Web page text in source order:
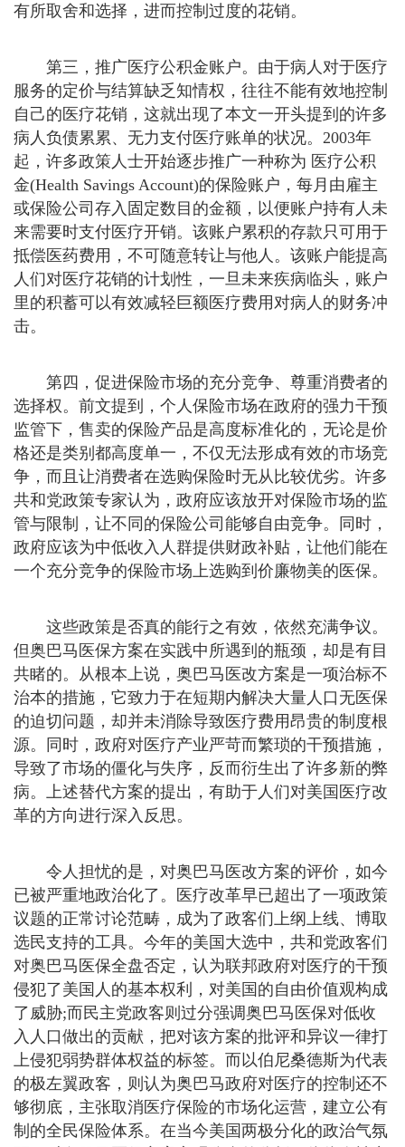
有所取舍和选择，进而控制过度的花销。
第三，推广医疗公积金账户。由于病人对于医疗
服务的定价与结算缺乏知情权，往往不能有效地控制
自己的医疗花销，这就出现了本文一开头提到的许多
病人负债累累、无力支付医疗账单的状况。2003年
起，许多政策人士开始逐步推广一种称为 医疗公积
金(Health Savings Account)的保险账户，每月由雇主
或保险公司存入固定数目的金额，以便账户持有人未
来需要时支付医疗开销。该账户累积的存款只可用于
抵偿医药费用，不可随意转让与他人。该账户能提高
人们对医疗花销的计划性，一旦未来疾病临头，账户
里的积蓄可以有效减轻巨额医疗费用对病人的财务冲
击。
第四，促进保险市场的充分竞争、尊重消费者的
选择权。前文提到，个人保险市场在政府的强力干预
监管下，售卖的保险产品是高度标准化的，无论是价
格还是类别都高度单一，不仅无法形成有效的市场竞
争，而且让消费者在选购保险时无从比较优劣。许多
共和党政策专家认为，政府应该放开对保险市场的监
管与限制，让不同的保险公司能够自由竞争。同时，
政府应该为中低收入人群提供财政补贴，让他们能在
一个充分竞争的保险市场上选购到价廉物美的医保。
这些政策是否真的能行之有效，依然充满争议。
但奥巴马医保方案在实践中所遇到的瓶颈，却是有目
共睹的。从根本上说，奥巴马医改方案是一项治标不
治本的措施，它致力于在短期内解决大量人口无医保
的迫切问题，却并未消除导致医疗费用昂贵的制度根
源。同时，政府对医疗产业严苛而繁琐的干预措施，
导致了市场的僵化与失序，反而衍生出了许多新的弊
病。上述替代方案的提出，有助于人们对美国医疗改
革的方向进行深入反思。
令人担忧的是，对奥巴马医改方案的评价，如今
已被严重地政治化了。医疗改革早已超出了一项政策
议题的正常讨论范畴，成为了政客们上纲上线、博取
选民支持的工具。今年的美国大选中，共和党政客们
对奥巴马医保全盘否定，认为联邦政府对医疗的干预
侵犯了美国人的基本权利，对美国的自由价值观构成
了威胁;而民主党政客则过分强调奥巴马医保对低收
入人口做出的贡献，把对该方案的批评和异议一律打
上侵犯弱势群体权益的标签。而以伯尼桑德斯为代表
的极左翼政客，则认为奥巴马政府对医疗的控制还不
够彻底，主张取消医疗保险的市场化运营，建立公有
制的全民保险体系。在当今美国两极分化的政治气氛